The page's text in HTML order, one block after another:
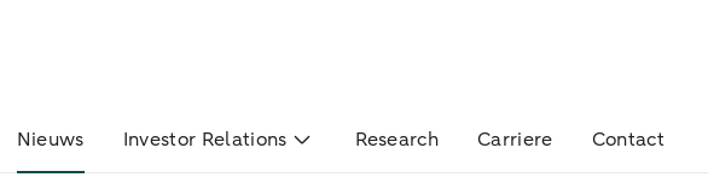
Nieuws Investor Relations Research Carriere Contact